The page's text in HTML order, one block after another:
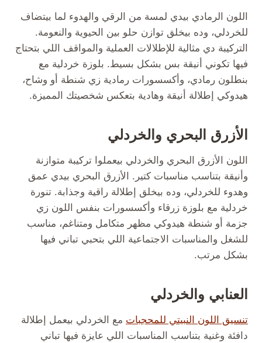
اللون الرمادي بيدي لمسة من الرقي والهدوء لما بيتضاف
للخردلي، وده بيخلق توازن حلو بين الحيوية والنعومة.
التركيبة دي مثالية للإطلالات العملية والمواقف اللي بتحتاج
فيها تكوني أنيقة بس بشكل بسيط. بلوزة خردلية مع
بنطلون رمادي، وأكسسورات رمادية زي شنطة أو وشاح،
هيدوكي إطلالة أنيقة وهادية بتعكس شخصيتك المميزة.
الأزرق البحري والخردلي
اللون الأزرق البحري والخردلي بيعملوا تركيبة متوازنة
وأنيقة بتناسب مناسبات كتير. الأزرق البحري بيدي عمق
وهدوء للخردلي، وده بيخلق إطلالة راقية وجذابة. تنورة
خردلية مع بلوزة زرقاء وأكسسورات بنفس اللون زي
جزمة أو شنطة هيدوكي مظهر متكامل ومتناغم، مناسب
للشغل والمناسبات الاجتماعية اللي بتحبي تباني فيها
بشكل مرتب.
العنابي والخردلي
تنسيق اللون النبيتي للمحجبات مع الخردلي بيعمل إطلالة
دافئة وغنية بتناسب المناسبات اللي عايزة فيها تباني